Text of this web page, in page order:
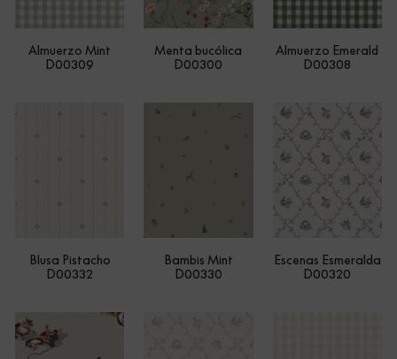
Almuerzo Mint
D00309
Menta bucólica
D00300
Almuerzo Emerald
D00308
Blusa Pistacho
D00332
Bambis Mint
D00330
Escenas Esmeralda
D00320